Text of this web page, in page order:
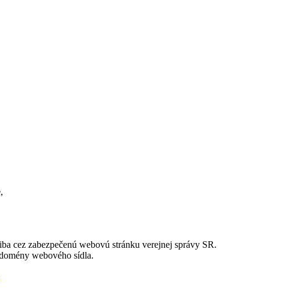
,
cez zabezpečenú webovú stránku verejnej správy SR.
webového sídla.